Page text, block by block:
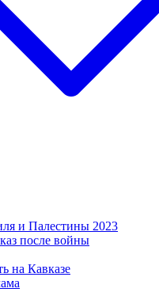
и Палестины 2023
после войны
на Кавказе